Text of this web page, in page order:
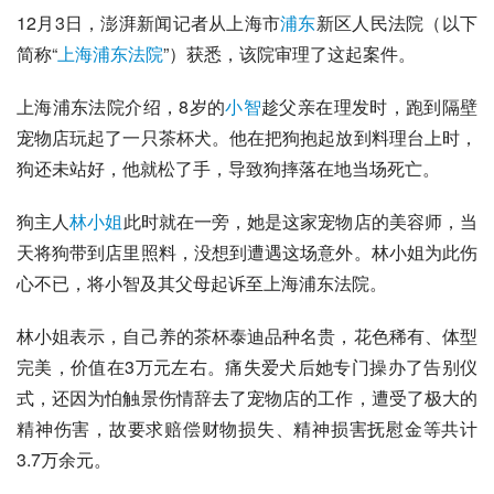
12月3日，澎湃新闻记者从上海市浦东新区人民法院（以下
简称“上海浦东法院”）获悉，该院审理了这起案件。
上海浦东法院介绍，8岁的小智趁父亲在理发时，跑到隔壁
宠物店玩起了一只茶杯犬。他在把狗抱起放到料理台上时，
狗还未站好，他就松了手，导致狗摔落在地当场死亡。
狗主人林小姐此时就在一旁，她是这家宠物店的美容师，当
天将狗带到店里照料，没想到遭遇这场意外。林小姐为此伤
心不已，将小智及其父母起诉至上海浦东法院。
林小姐表示，自己养的茶杯泰迪品种名贵，花色稀有、体型
完美，价值在3万元左右。痛失爱犬后她专门操办了告别仪
式，还因为怕触景伤情辞去了宠物店的工作，遭受了极大的
精神伤害，故要求赔偿财物损失、精神损害抚慰金等共计
3.7万余元。